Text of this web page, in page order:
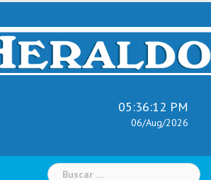
05:36:13 PM
06/Aug/2026
Buscar: